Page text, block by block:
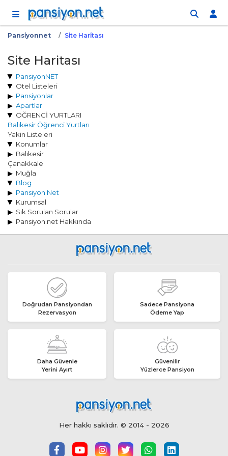
Pansi̇yonnet Si̇te Hari̇tası
Site Haritası
PansiyonNET
Otel Listeleri
Pansiyonlar
Apartlar
ÖĞRENCİ YURTLARI
Balıkesir Öğrenci Yurtları
Yakin Listeleri
Konumlar
Balıkesir
Çanakkale
Muğla
Blog
Pansiyon Net
Kurumsal
Sık Sorulan Sorular
Pansiyon.net Hakkında
Doğrudan Pansiyondan
Rezervasyon
Sadece Pansiyona
Ödeme Yap
Daha Güvenle
Yerini Ayırt
Güvenilir
Yüzlerce Pansiyon
Her hakkı saklıdır. © 2014 - 2026